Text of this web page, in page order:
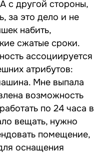
с другой стороны,
за это дело и не
набить,
сжатые сроки.
ассоциируется
атрибутов:
Мне выпала
возможность
по 24 часа в
вещать, нужно
помещение,
оснащения